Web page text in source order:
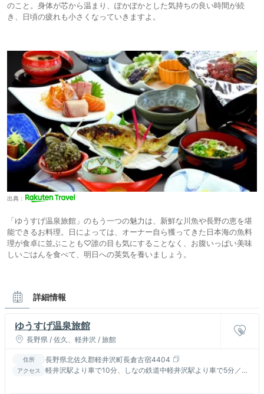
のこと。身体が芯から温まり、ぽかぽかとした気持ちの良い時間が続
き、日頃の疲れも小さくなっていきますよ。
出典：
「ゆうすげ温泉旅館」のもう一つの魅力は、新鮮な川魚や長野の恵を堪
能できるお料理。日によっては、オーナー自ら獲ってきた日本海の魚料
理が食卓に並ぶことも♡誰の目も気にすることなく、お腹いっぱい美味
しいごはんを食べて、明日への英気を養いましょう。
詳細情報
ゆうすげ温泉旅館
長野県 / 佐久、軽井沢 / 旅館
住所 長野県北佐久郡軽井沢町長倉古宿4404
アクセス
軽井沢駅より車で10分、しなの鉄道中軽井沢駅より車で5分／碓